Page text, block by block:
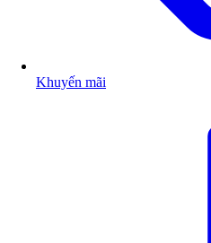
Khuyến mãi